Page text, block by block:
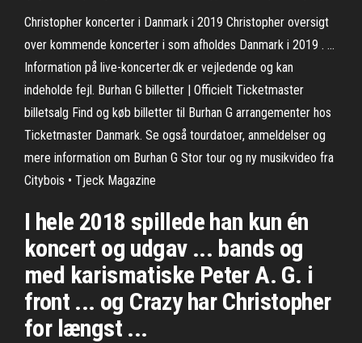
Christopher koncerter i Danmark i 2019 Christopher oversigt
over kommende koncerter i som afholdes Danmark i 2019 . ...
Information på live-koncerter.dk er vejledende og kan
indeholde fejl. Burhan G billetter | Officielt Ticketmaster
billetsalg Find og køb billetter til Burhan G arrangementer hos
Ticketmaster Danmark. Se også tourdatoer, anmeldelser og
mere information om Burhan G Stor tour og ny musikvideo fra
Citybois • Tjeck Magazine
I hele 2018 spillede han kun én
koncert og udgav ... bands og
med karismatiske Peter A. G. i
front ... og Crazy har Christopher
for længst ...